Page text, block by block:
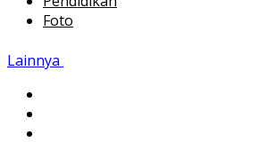
Foto
Lainnya